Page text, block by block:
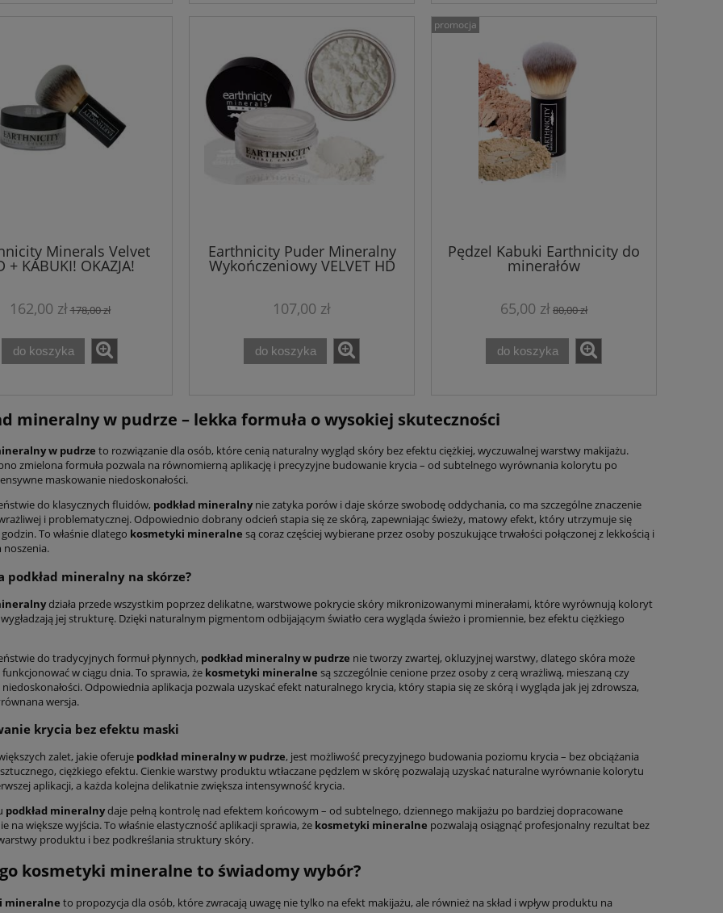
Minerals Velvet
+ KABUKI! OKAZJA!
162,00 zł178,00 zł
do koszyka
Earthnicity Puder Mineralny
Wykończeniowy VELVET HD
Transparentny
107,00 zł
do koszyka
Pędzel Kabuki Earthnicity do
minerałów
65,00 zł80,00 zł
do koszyka
promocja
mineralny w pudrze – lekka formuła o wysokiej skuteczności
w pudrze to rozwiązanie dla osób, które cenią naturalny wygląd skóry bez efektu ciężkiej, wyczuwalnej warstwy makijażu.
zmielona formuła pozwala na równomierną aplikację i precyzyjne budowanie krycia – od subtelnego wyrównania kolorytu po
maskowanie niedoskonałości.
do klasycznych fluidów, podkład mineralnynie zatyka porów i daje skórze swobodę oddychania, co ma szczególne znaczenie
i problematycznej. Odpowiednio dobrany odcień stapia się ze skórą, zapewniając świeży, matowy efekt, który utrzymuje się
To właśnie dlatego kosmetyki mineralne są coraz częściej wybierane przez osoby poszukujące trwałości połączonej z lekkością i
podkład mineralny na skórze?
działa przede wszystkim poprzez delikatne, warstwowe pokrycie skóry mikronizowanymi minerałami, które wyrównują koloryt
jej strukturę. Dzięki naturalnym pigmentom odbijającym światło cera wygląda świeżo i promiennie, bez efektu ciężkiego
do tradycyjnych formuł płynnych, podkład mineralny w pudrze nie tworzy zwartej, okluzyjnej warstwy, dlatego skóra może
w ciągu dnia. To sprawia, że kosmetyki mineralne są szczególnie cenione przez osoby z cerą wrażliwą, mieszaną czy
niedoskonałości. Odpowiednia aplikacja pozwala uzyskać efekt naturalnego krycia, który stapia się ze skórą i wygląda jak jej zdrowsza,
wersja.
krycia bez efektu maski
zalet, jakie oferuje podkład mineralny w pudrze, jest możliwość precyzyjnego budowania poziomu krycia – bez obciążania
ciężkiego efektu. Cienkie warstwy produktu wtłaczane pędzlem w skórę pozwalają uzyskać naturalne wyrównanie kolorytu
aplikacji, a każda kolejna delikatnie zwiększa intensywność krycia.
podkład mineralnydaje pełną kontrolę nad efektem końcowym – od subtelnego, dziennego makijażu po bardziej dopracowane
na większe wyjścia. To właśnie elastyczność aplikacji sprawia, że kosmetyki mineralne pozwalają osiągnąć profesjonalny rezultat bez
produktu i bez podkreślania struktury skóry.
kosmetyki mineralne to świadomy wybór?
mineralne to propozycja dla osób, które zwracają uwagę nie tylko na efekt makijażu, ale również na skład i wpływ produktu na